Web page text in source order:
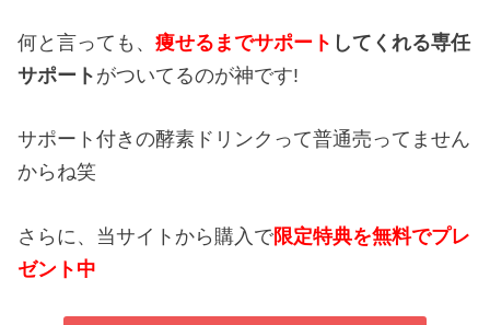
何と言っても、痩せるまでサポート してくれる専任
サポート がついてるのが神です!
サポート付きの酵素ドリンクって普通売ってません
からね笑
さらに、当サイトから購入で限定特典を無料でプレ
ゼント中